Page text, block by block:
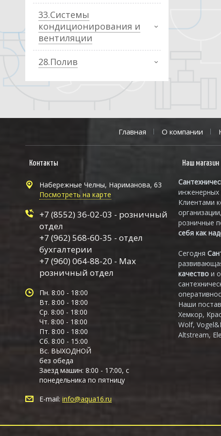
33.Системы
кондиционирования и
вентиляции
28.Полив
Главная О компании
Контакты
Набережные Челны, Нариманова, 63
Посмотреть на карте
+7 (8552) 36-02-03 - розничный
отдел
+7 (962) 568-60-35 - отдел
бухгалтерии
+7 (960) 064-88-20 - Max
розничный отдел
Пн. 8:00 - 18:00
Вт. 8:00 - 18:00
Ср. 8:00 - 18:00
Чт. 8:00 - 18:00
Пт. 8:00 - 18:00
Сб. 8:00 - 15:00
Вс. ВЫХОДНОЙ
без обеда
Заезд машин: 8:00 - 17:00, с
понедельника по пятницу
E-mail: info@aqua16.ru
Наш магазин
инженерных
Клиентами
организации,
розничные
себя как
Сегодня
качество и
Наши
Хемкор,
Wolf,
Altstream,